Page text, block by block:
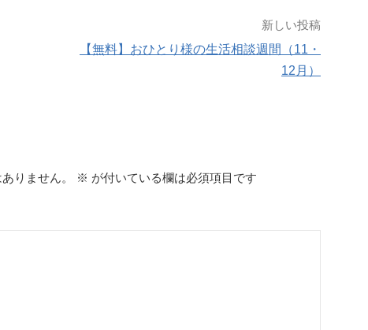
新しい投稿
【無料】おひとり様の生活相談週間（11・
12月）
りません。 ※ が付いている欄は必須項目です